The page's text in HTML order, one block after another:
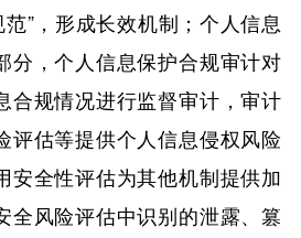
”，形成长效机制；个人信息
分，个人信息保护合规审计对
合规情况进行监督审计，审计
评估等提供个人信息侵权风险
安全性评估为其他机制提供加
全风险评估中识别的泄露、篡